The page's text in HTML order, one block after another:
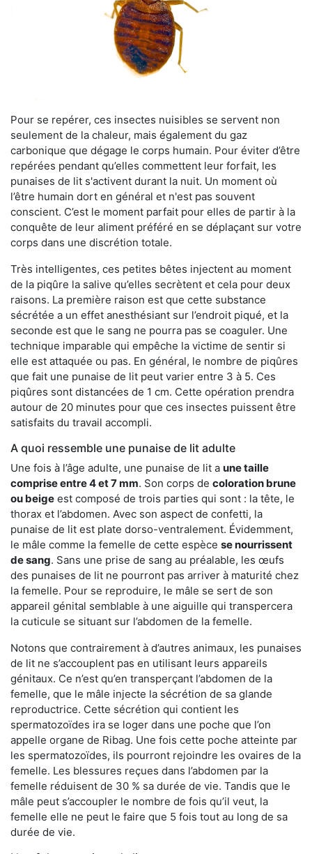
Pour se repérer, ces insectes nuisibles se servent non
seulement de la chaleur, mais également du gaz
carbonique que dégage le corps humain. Pour éviter d’être
repérées pendant qu’elles commettent leur forfait, les
punaises de lit s'activent durant la nuit. Un moment où
l’être humain dort en général et n'est pas souvent
conscient. C’est le moment parfait pour elles de partir à la
conquête de leur aliment préféré en se déplaçant sur votre
corps dans une discrétion totale.
Très intelligentes, ces petites bêtes injectent au moment
de la piqûre la salive qu’elles secrètent et cela pour deux
raisons. La première raison est que cette substance
sécrétée a un effet anesthésiant sur l’endroit piqué, et la
seconde est que le sang ne pourra pas se coaguler. Une
technique imparable qui empêche la victime de sentir si
elle est attaquée ou pas. En général, le nombre de piqûres
que fait une punaise de lit peut varier entre 3 à 5. Ces
piqûres sont distancées de 1 cm. Cette opération prendra
autour de 20 minutes pour que ces insectes puissent être
satisfaits du travail accompli.
A quoi ressemble une punaise de lit adulte
Une fois à l’âge adulte, une punaise de lit a une taille
comprise entre 4 et 7 mm. Son corps de coloration brune
ou beige est composé de trois parties qui sont : la tête, le
thorax et l’abdomen. Avec son aspect de confetti, la
punaise de lit est plate dorso-ventralement. Évidemment,
le mâle comme la femelle de cette espèce se nourrissent
de sang. Sans une prise de sang au préalable, les œufs
des punaises de lit ne pourront pas arriver à maturité chez
la femelle. Pour se reproduire, le mâle se sert de son
appareil génital semblable à une aiguille qui transpercera
la cuticule se situant sur l’abdomen de la femelle.
Notons que contrairement à d’autres animaux, les punaises
de lit ne s’accouplent pas en utilisant leurs appareils
génitaux. Ce n’est qu’en transperçant l’abdomen de la
femelle, que le mâle injecte la sécrétion de sa glande
reproductrice. Cette sécrétion qui contient les
spermatozoïdes ira se loger dans une poche que l’on
appelle organe de Ribag. Une fois cette poche atteinte par
les spermatozoïdes, ils pourront rejoindre les ovaires de la
femelle. Les blessures reçues dans l’abdomen par la
femelle réduisent de 30 % sa durée de vie. Tandis que le
mâle peut s’accoupler le nombre de fois qu’il veut, la
femelle elle ne peut le faire que 5 fois tout au long de sa
durée de vie.